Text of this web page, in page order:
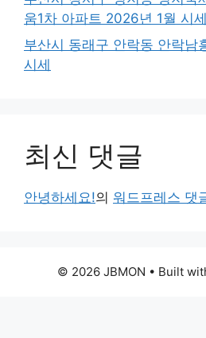
움1차 아파트 2026년 1월 시세
부산시 동래구 안락동 안락남
시세
최신 댓글
안녕하세요!의 워드프레스 댓
© 2026 JBMON • Built